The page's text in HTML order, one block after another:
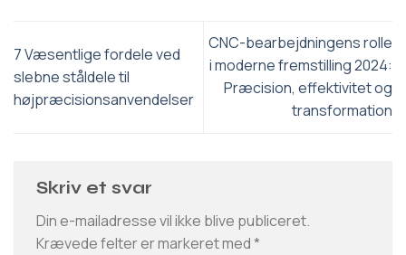
7 Væsentlige fordele ved
slebne ståldele til
højpræcisionsanvendelser
CNC-bearbejdningens rolle
i moderne fremstilling 2024:
Præcision, effektivitet og
transformation
Skriv et svar
Din e-mailadresse vil ikke blive publiceret.
Krævede felter er markeret med*